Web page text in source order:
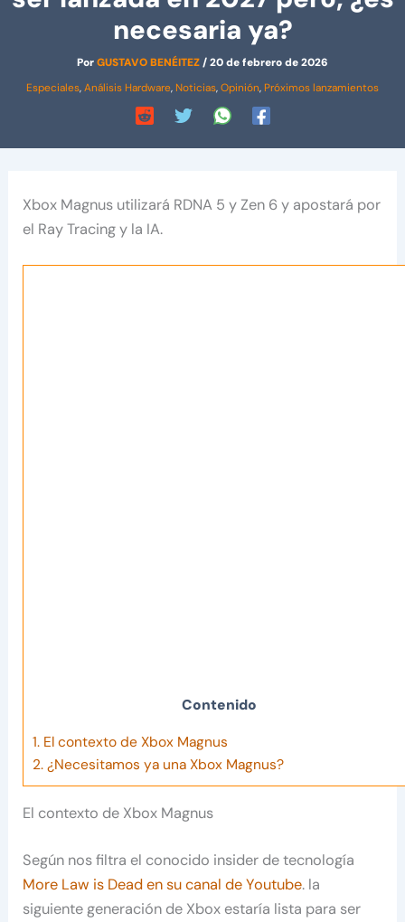
necesaria ya?
PorGUSTAVO BENÉITEZ/20 de febrero de 2026
Especiales,Análisis Hardware, Noticias,Opinión, Próximos lanzamientos
Xbox Magnus utilizará RDNA 5 y Zen 6 y apostará por
el Ray Tracing y la IA.
Contenido
1. El contexto de Xbox Magnus
2. ¿Necesitamos ya una Xbox Magnus?
El contexto de Xbox Magnus
Según nos filtra el conocido insider de tecnología
More Law is Dead en su canal de Youtube. la
siguiente generación de Xbox estaría lista para ser